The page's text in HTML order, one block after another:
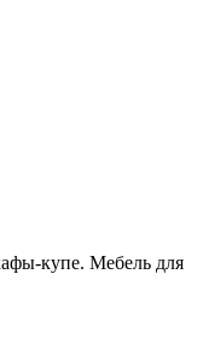
купе. Мебель для